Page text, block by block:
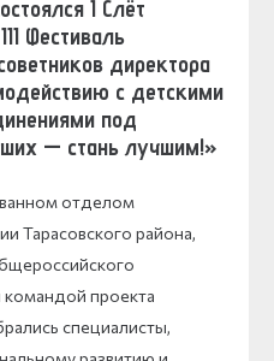
I Слёт
Фестиваль
директора
с детскими
под
— стань лучшим!»
отделом
Тарасовского района,
проекта
специалисты,